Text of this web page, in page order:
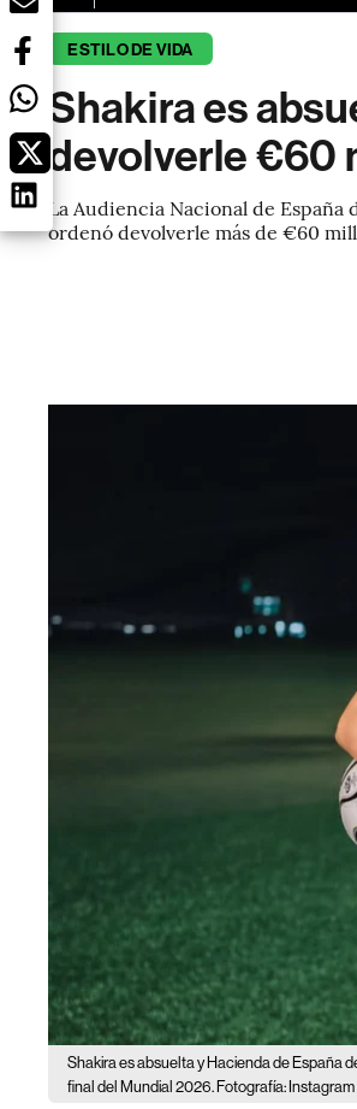
ESTILO DE VIDA
Shakira es
devolverle €60
La Audiencia Nacional de
ordenó devolverle más de €60
Shakira es absuelta y Hacienda de España
final del Mundial 2026. Fotografía: Instagram